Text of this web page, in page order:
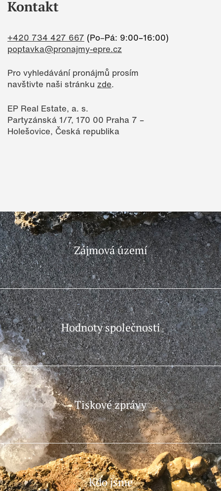
Kontakt
+420 734 427 667 (Po–⁠Pá: 9:00–⁠16:00)
poptavka@pronajmy-epre.cz
Pro vyhledávání pronájmů prosím
navštivte naši stránku zde.
EP Real Estate, a. s.
Partyzánská 1/7, 170 00 Praha 7 –
Holešovice, Česká republika
Zájmová území
Hodnoty společnosti
Tiskové zprávy
Kdo jsme